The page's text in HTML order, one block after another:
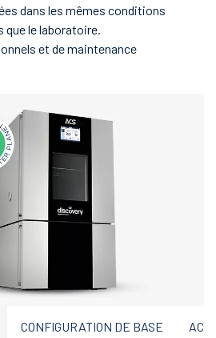
dans les mêmes conditions
que le laboratoire.
et de maintenance
CONFIGURATION DE BASE